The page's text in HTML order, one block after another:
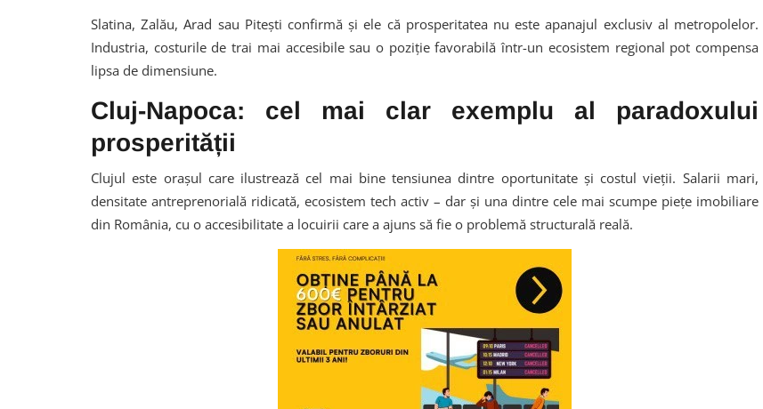
Slatina, Zalău, Arad sau Pitești confirmă și ele că prosperitatea nu este apanajul exclusiv al metropolelor.
Industria, costurile de trai mai accesibile sau o poziție favorabilă într-un ecosistem regional pot compensa
lipsa de dimensiune.
Cluj-Napoca: cel mai clar exemplu al paradoxului
prosperității
Clujul este orașul care ilustrează cel mai bine tensiunea dintre oportunitate și costul vieții. Salarii mari,
densitate antreprenorială ridicată, ecosistem tech activ – dar și una dintre cele mai scumpe piețe imobiliare
din România, cu o accesibilitate a locuirii care a ajuns să fie o problemă structurală reală.